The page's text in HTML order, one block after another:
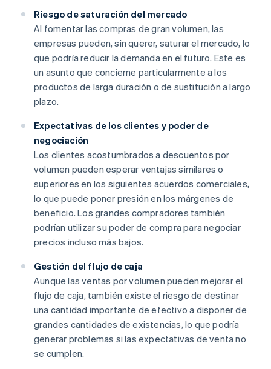
Riesgo de saturación del mercado
Al fomentar las compras de gran volumen, las
empresas pueden, sin querer, saturar el mercado, lo
que podría reducir la demanda en el futuro. Este es
un asunto que concierne particularmente a los
productos de larga duración o de sustitución a largo
plazo.
Expectativas de los clientes y poder de
negociación
Los clientes acostumbrados a descuentos por
volumen pueden esperar ventajas similares o
superiores en los siguientes acuerdos comerciales,
lo que puede poner presión en los márgenes de
beneficio. Los grandes compradores también
podrían utilizar su poder de compra para negociar
precios incluso más bajos.
Gestión del flujo de caja
Aunque las ventas por volumen pueden mejorar el
flujo de caja, también existe el riesgo de destinar
una cantidad importante de efectivo a disponer de
grandes cantidades de existencias, lo que podría
generar problemas si las expectativas de venta no
se cumplen.